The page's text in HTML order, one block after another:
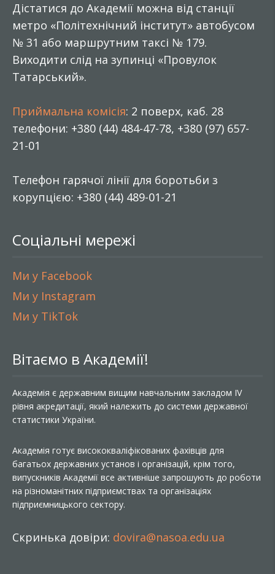
Дістатися до Академії можна від станції
метро «Політехнічний інститут» автобусом
№ 31 або маршрутним таксі № 179.
Виходити слід на зупинці «Провулок
Татарський».
Приймальна комісія: 2 поверх, каб. 28
телефони: +380 (44) 484-47-78, +380 (97) 657-
21-01
Телефон гарячої лінії для боротьби з
корупцією: +380 (44) 489-01-21
Соціальні мережі
Ми у Facebook
Ми у Instagram
Ми у TikTok
Вітаємо в Академії!
Академія є державним вищим навчальним закладом IV
рівня акредитації, який належить до системи державної
статистики України.
Академія готує висококваліфікованих фахівців для
багатьох державних установ і організацій, крім того,
випускників Академії все активніше запрошують до роботи
на різноманітних підприємствах та організаціях
підприємницького сектору.
Скринька довіри: dovira@nasoa.edu.ua